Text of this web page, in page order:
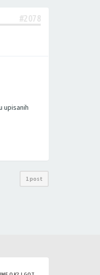
#2078
upisanih
1 post